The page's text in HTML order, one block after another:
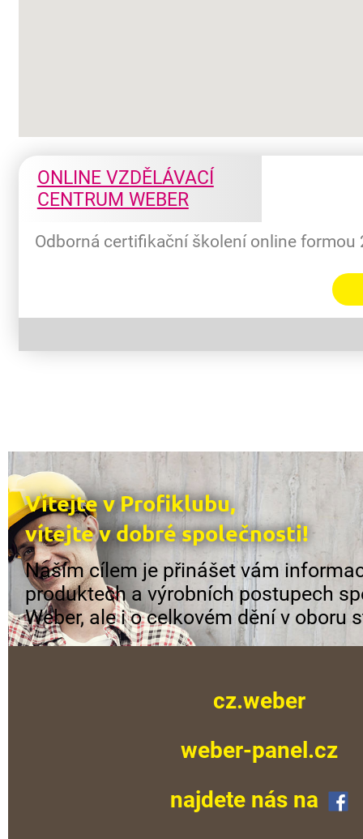
ONLINE VZDĚLÁVACÍ
CENTRUM WEBER
Odborná certifikační školení online formou
Vítejte v Profiklubu,
vítejte v dobré společnosti!
Naším cílem je přinášet vám
produktech a výrobních postupech
Weber, ale i o celkovém dění v oboru
cz.weber
weber-panel.cz
najdete nás na